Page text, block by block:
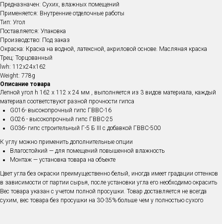
Предназначен: Сухих, влажных помещений
Применяется: Внутренние отделочные работы
Тип: Угол
Поставляется: Упаковка
Производство: Под заказ
Окраска: Краска на водной, латексной, акриловой основе. Масляная краска
Трец: Торцованный
lwh: 112x24x162
Weight: 778g
Описание товара
Лепной угол h 162 x 112 x 24 мм , выполняется из 3 видов материала, каждый
материал соответствуют разной прочности гипса
G016- высокопрочный гипс ГВВС-16
G026 - высокопрочный гипс ГВВС-25
G036- гипс строительный Г-5 Б III с добавкой ГВВС-500
К углу можно применить дополнительные опции
Влагостойкий — для помещений повышенной влажность
Монтаж — установка товара на объекте
Цвет угла без окраски преимущественно белый, иногда имеет градации оттенков
в зависимости от партии сырья, после установки угла его необходимо окрасить
Вес товара указан с учетом полной просушки. Товар доставляется не всегда
сухим, вес товара без просушки на 30-35% больше чем у полностью сухого